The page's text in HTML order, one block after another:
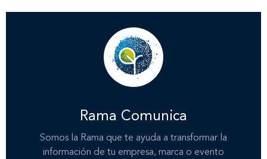
Contáctanos
Rama Comunica
Somos la Rama que te ayuda a transformar la
información de tu empresa, marca o evento